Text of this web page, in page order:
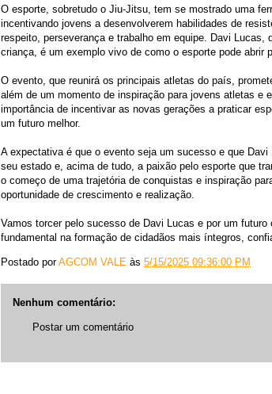
O esporte, sobretudo o Jiu-Jitsu, tem se mostrado uma
incentivando jovens a desenvolverem habilidades de
respeito, perseverança e trabalho em equipe. Davi
criança, é um exemplo vivo de como o esporte pode abrir
O evento, que reunirá os principais atletas do país,
além de um momento de inspiração para jovens atletas e
importância de incentivar as novas gerações a praticar
um futuro melhor.
A expectativa é que o evento seja um sucesso e que
seu estado e, acima de tudo, a paixão pelo esporte que
o começo de uma trajetória de conquistas e inspiração
oportunidade de crescimento e realização.
Vamos torcer pelo sucesso de Davi Lucas e por um
fundamental na formação de cidadãos mais íntegros,
Postado porAGCOM VALE às 5/15/2025 09:36:00 PM
Nenhum comentário:
Postar um comentário